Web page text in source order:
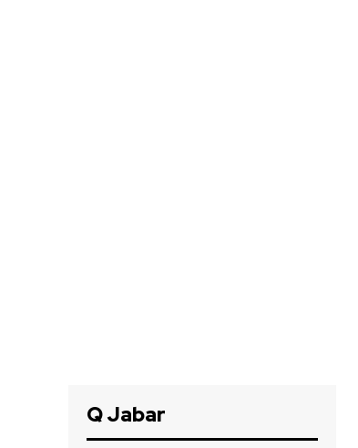
Q Jabar